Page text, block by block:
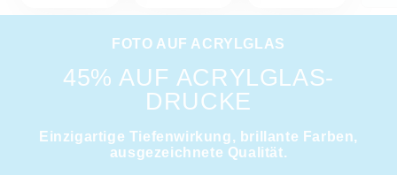
FOTO AUF ACRYLGLAS
45% AUF ACRYLGLAS-
DRUCKE
Einzigartige Tiefenwirkung, brillante Farben,
ausgezeichnete Qualität.